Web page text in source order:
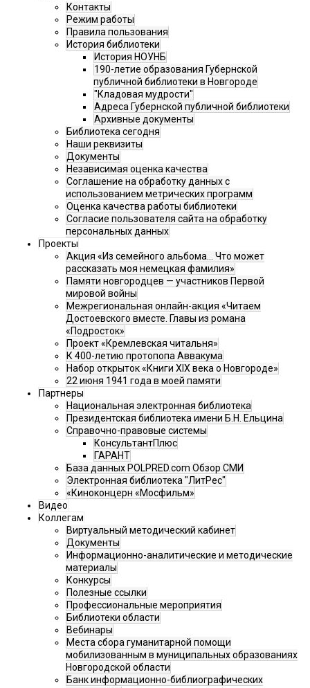
Контакты
Режим работы
Правила пользования
История библиотеки
История НОУНБ
190-летие образования Губернской
публичной библиотеки в Новгороде
"Кладовая мудрости"
Адреса Губернской публичной библиотеки
Архивные документы
Библиотека сегодня
Наши реквизиты
Документы
Независимая оценка качества
Соглашение на обработку данных с
использованием метрических программ
Оценка качества работы библиотеки
Согласие пользователя сайта на обработку
персональных данных
Проекты
Акция «Из семейного альбома... Что может
рассказать моя немецкая фамилия»
Памяти новгородцев — участников Первой
мировой войны
Межрегиональная онлайн-акция «Читаем
Достоевского вместе. Главы из романа
«Подросток»
Проект «Кремлевская читальня»
К 400-летию протопопа Аввакума
Набор открыток «Книги XIX века о Новгороде»
22 июня 1941 года в моей памяти
Партнеры
Национальная электронная библиотека
Президентская библиотека имени Б.Н. Ельцина
Справочно-правовые системы
КонсультантПлюс
ГАРАНТ
База данных POLPRED.com Обзор СМИ
Электронная библиотека "ЛитРес"
«Киноконцерн «Мосфильм»
Видео
Коллегам
Виртуальный методический кабинет
Документы
Информационно-аналитические и методические
материалы
Конкурсы
Полезные ссылки
Профессиональные мероприятия
Библиотеки области
Вебинары
Места сбора гуманитарной помощи
мобилизованным в муниципальных образованиях
Новгородской области
Банк информационно-библиографических